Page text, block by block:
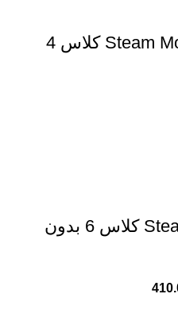
تست استریل Steam Monitor TPS کلاس 4
تست استریل Steam Monitor کلاس 6 بدون